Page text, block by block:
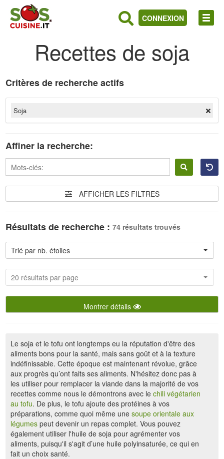
CONNEXION
Recettes de soja
connecter
Critères de recherche actifs
Soja
Affiner la recherche:
AFFICHER LES FILTRES
Résultats de recherche : 74 résultats trouvés
Trié par nb. étoiles
20 résultats par page
Montrer détails
Le soja et le tofu ont longtemps eu la réputation d'être des
aliments bons pour la santé, mais sans goût et à la texture
indéfinissable. Cette époque est maintenant révolue, grâce
aux progrès qu’ont faits ses aliments. N'hésitez donc pas à
les utiliser pour remplacer la viande dans la majorité de vos
recettes comme nous le démontrons avec lechili végétarien
au tofu. De plus, le tofu ajoute des protéines à vos
préparations, comme quoi même unesoupe orientale aux
légumes peut devenir un repas complet. Vous pouvez
également utiliser l'huile de soja pour agrémenter vos
aliments, puisqu'il s'agit d’une huile polyinsaturée, ce qui en
fait un choix santé.